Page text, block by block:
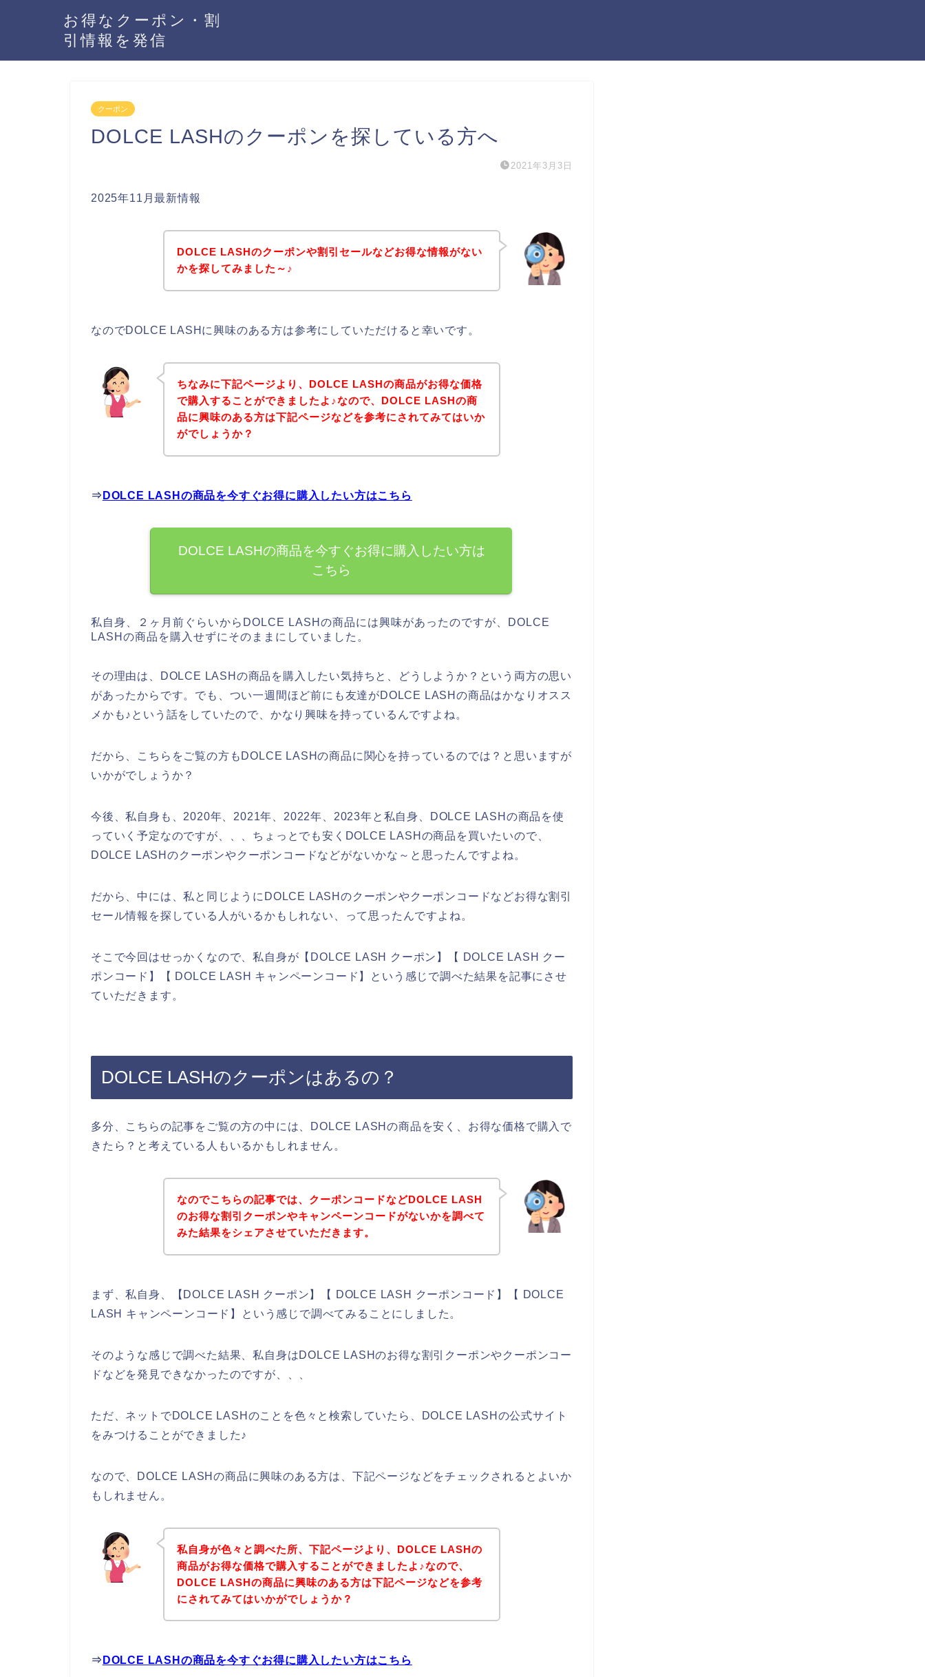
お得なクーポン・割
引情報を発信
クーポン
DOLCE LASHのクーポンを探している方へ
2021年3月3日
2025年11月最新情報
DOLCE LASHのクーポンや割引セールなどお得な情報がない
かを探してみました～♪
なのでDOLCE LASHに興味のある方は参考にしていただけると幸いです。
ちなみに下記ページより、DOLCE LASHの商品がお得な価格
で購入することができましたよ♪なので、DOLCE LASHの商
品に興味のある方は下記ページなどを参考にされてみてはいか
がでしょうか？
⇒ DOLCE LASHの商品を今すぐお得に購入したい方はこちら
DOLCE LASHの商品を今すぐお得に購入したい方は
こちら
私自身、２ヶ月前ぐらいからDOLCE LASHの商品には興味があったのですが、DOLCE
LASHの商品を購入せずにそのままにしていました。
その理由は、DOLCE LASHの商品を購入したい気持ちと、どうしようか？という両方の思い
があったからです。でも、つい一週間ほど前にも友達がDOLCE LASHの商品はかなりオスス
メかも♪という話をしていたので、かなり興味を持っているんですよね。
だから、こちらをご覧の方もDOLCE LASHの商品に関心を持っているのでは？と思いますが
いかがでしょうか？
今後、私自身も、2020年、2021年、2022年、2023年と私自身、DOLCE LASHの商品を使
っていく予定なのですが、、、ちょっとでも安くDOLCE LASHの商品を買いたいので、
DOLCE LASHのクーポンやクーポンコードなどがないかな～と思ったんですよね。
だから、中には、私と同じようにDOLCE LASHのクーポンやクーポンコードなどお得な割引
セール情報を探している人がいるかもしれない、って思ったんですよね。
そこで今回はせっかくなので、私自身が【DOLCE LASH クーポン】【 DOLCE LASH クー
ポンコード】【 DOLCE LASH キャンペーンコード】という感じで調べた結果を記事にさせ
ていただきます。
DOLCE LASHのクーポンはあるの？
多分、こちらの記事をご覧の方の中には、DOLCE LASHの商品を安く、お得な価格で購入で
きたら？と考えている人もいるかもしれません。
なのでこちらの記事では、クーポンコードなどDOLCE LASH
のお得な割引クーポンやキャンペーンコードがないかを調べて
みた結果をシェアさせていただきます。
まず、私自身、【DOLCE LASH クーポン】【 DOLCE LASH クーポンコード】【 DOLCE
LASH キャンペーンコード】という感じで調べてみることにしました。
そのような感じで調べた結果、私自身はDOLCE LASHのお得な割引クーポンやクーポンコー
ドなどを発見できなかったのですが、、、
ただ、ネットでDOLCE LASHのことを色々と検索していたら、DOLCE LASHの公式サイト
をみつけることができました♪
なので、DOLCE LASHの商品に興味のある方は、下記ページなどをチェックされるとよいか
もしれません。
私自身が色々と調べた所、下記ページより、DOLCE LASHの
商品がお得な価格で購入することができましたよ♪なので、
DOLCE LASHの商品に興味のある方は下記ページなどを参考
にされてみてはいかがでしょうか？
⇒ DOLCE LASHの商品を今すぐお得に購入したい方はこちら